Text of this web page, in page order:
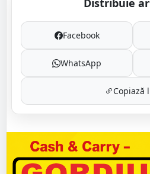
Distribuie
Facebook
WhatsApp
Copiază